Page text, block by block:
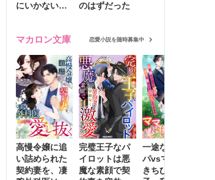
にいかない彼
のはずだった
マカロン文庫 恋愛小説を随時募集中
高慢令嬢に追
い詰められた
契約妻を、凄
完璧王子なパ
イロットは悪
魔な素顔で契
一途な社長パ
パvsママ大好
きちびっこ息